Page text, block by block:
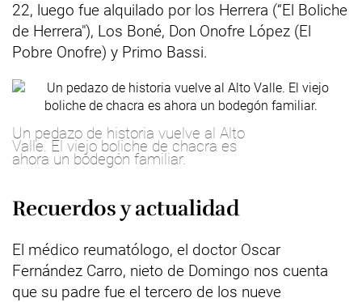
22, luego fue alquilado por los Herrera (“El Boliche
de Herrera"), Los Boné, Don Onofre López (El
Pobre Onofre) y Primo Bassi.
Un pedazo de historia vuelve al Alto
Valle. El viejo boliche de chacra es
ahora un bodegón familiar.
Recuerdos y actualidad
El médico reumatólogo, el doctor Oscar
Fernández Carro, nieto de Domingo nos cuenta
que su padre fue el tercero de los nueve